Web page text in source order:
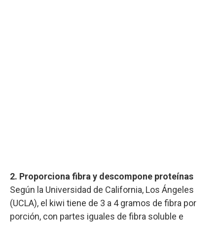
2. Proporciona fibra y descompone proteínas
Según la Universidad de California, Los Ángeles
(UCLA), el kiwi tiene de 3 a 4 gramos de fibra por
porción, con partes iguales de fibra soluble e